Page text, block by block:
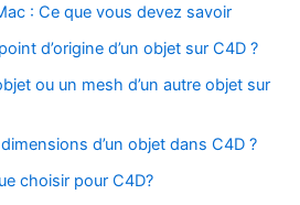
: Ce que vous devez savoir
d’origine d’un objet sur C4D ?
ou un mesh d’un autre objet sur
d’un objet dans C4D ?
choisir pour C4D?